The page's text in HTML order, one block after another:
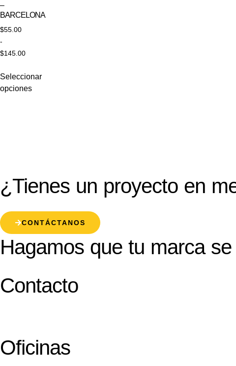
–
BARCELONA
$55.00
-
$145.00
Seleccionar
opciones
¿Tienes un proyecto en
CONTÁCTANOS
Hagamos que tu marca
Contacto
Oficinas